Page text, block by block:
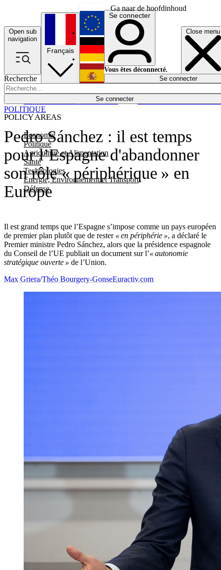
Ga naar de hoofdinhoud
Open sub
navigation
Close menu
Recherche
Se connecter
POLICY AREAS
Economie
Politique
Agriculture et Alimentation
Santé
Technologies
Energie, Environnement et Transport
Défense
Économie
Français
English
Deutsch
Español
Se connecter
Vous êtes déconnecté.
Se connecter
Pedro Sánchez : il est temps
pour l’Espagne d'abandonner
son rôle « périphérique » en
Europe
Il est grand temps que l’Espagne s’impose comme un pays européen
de premier plan plutôt que de rester « en périphérie », a déclaré le
Premier ministre Pedro Sánchez, alors que la présidence espagnole
du Conseil de l’UE publiait un document sur l’« autonomie
stratégique ouverte » de l’Union.
POLITIQUE
Max Griera/Théo Bourgery-GonseEuractiv.com